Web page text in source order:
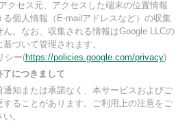
クセス元、アクセスした端末の位置情報
個人情報（E-mailアドレスなど）の収集
。なお、収集される情報はGoogle LLCの
づいて管理されます。
シー(https://policies.google.com/privacy)
につきまして
知または承諾なく、本サービスおよびご
ることがあります。ご利用上の注意をご
。